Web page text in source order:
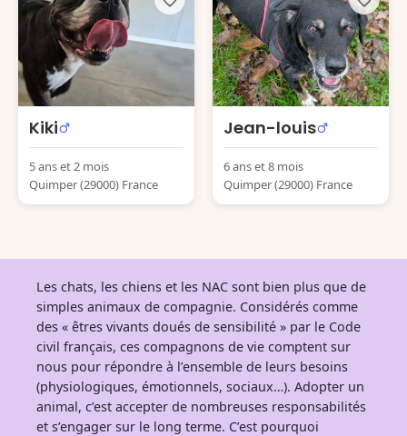
Kiki
5 ans et 2 mois
Quimper (29000) France
Jean-louis
6 ans et 8 mois
Quimper (29000) France
Les chats, les chiens et les NAC sont bien plus que de
simples animaux de compagnie. Considérés comme
des « êtres vivants doués de sensibilité » par le Code
civil français, ces compagnons de vie comptent sur
nous pour répondre à l’ensemble de leurs besoins
(physiologiques, émotionnels, sociaux…). Adopter un
animal, c’est accepter de nombreuses responsabilités
et s’engager sur le long terme. C’est pourquoi